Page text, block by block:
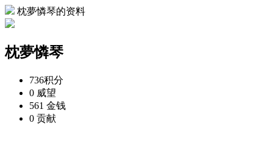
枕夢憐琴的资料
枕夢憐琴
736积分
0 威望
561 金钱
0 贡献